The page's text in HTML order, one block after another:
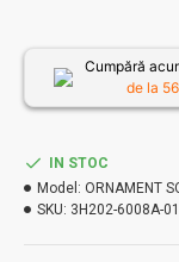
IN STOC
Model: ORNAMENT
SKU: 3H202-6008A-01
Cumpără
de la